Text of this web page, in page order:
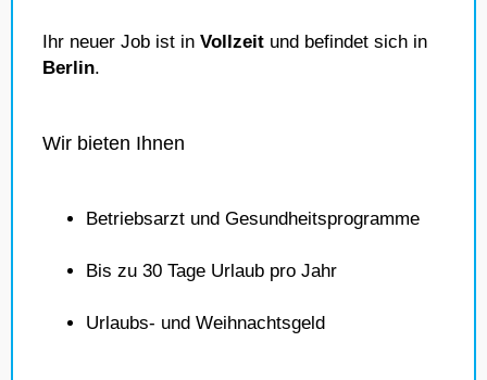
Ihr neuer Job ist in Vollzeit und befindet sich in
Berlin.
Wir bieten Ihnen
Betriebsarzt und Gesundheitsprogramme
Bis zu 30 Tage Urlaub pro Jahr
Urlaubs- und Weihnachtsgeld